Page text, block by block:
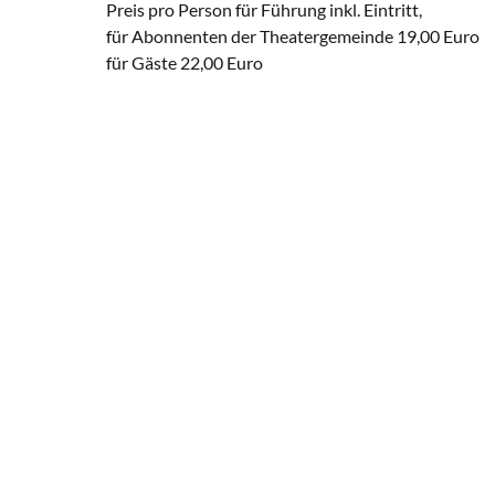
Preis pro Person für Führung inkl. Eintritt,
für Abonnenten der Theatergemeinde 19,00 Euro
für Gäste 22,00 Euro